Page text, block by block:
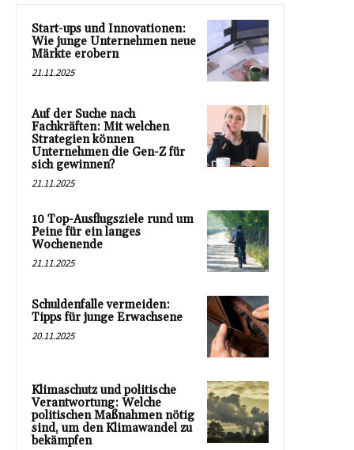
Start-ups und Innovationen:
Wie junge Unternehmen neue
Märkte erobern
21.11.2025
Auf der Suche nach
Fachkräften: Mit welchen
Strategien können
Unternehmen die Gen-Z für
sich gewinnen?
21.11.2025
10 Top-Ausflugsziele rund um
Peine für ein langes
Wochenende
21.11.2025
Schuldenfalle vermeiden:
Tipps für junge Erwachsene
20.11.2025
Klimaschutz und politische
Verantwortung: Welche
politischen Maßnahmen nötig
sind, um den Klimawandel zu
bekämpfen